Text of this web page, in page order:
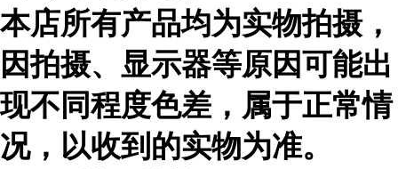
本店所有产品均为实物拍摄，
因拍摄、显示器等原因可能出
现不同程度色差，属于正常情
况，以收到的实物为准。